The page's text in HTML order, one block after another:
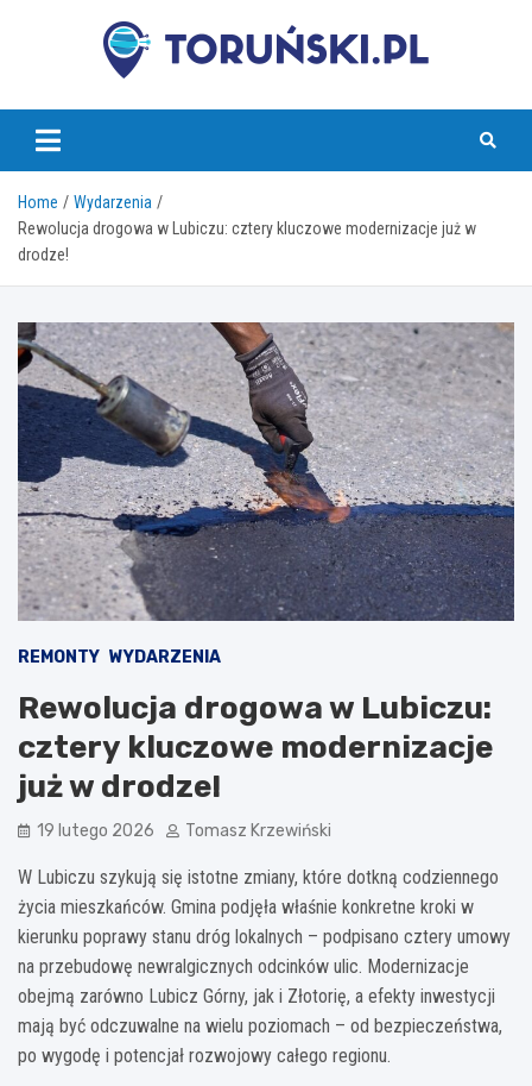
torunski.pl
Home
Wydarzenia
Rewolucja drogowa w Lubiczu: cztery kluczowe modernizacje już w
drodze!
REMONTY WYDARZENIA
Rewolucja drogowa w Lubiczu:
cztery kluczowe modernizacje
już w drodze!
19 lutego 2026 Tomasz Krzewiński
W Lubiczu szykują się istotne zmiany, które dotkną codziennego
życia mieszkańców. Gmina podjęła właśnie konkretne kroki w
kierunku poprawy stanu dróg lokalnych – podpisano cztery umowy
na przebudowę newralgicznych odcinków ulic. Modernizacje
obejmą zarówno Lubicz Górny, jak i Złotorię, a efekty inwestycji
mają być odczuwalne na wielu poziomach – od bezpieczeństwa,
po wygodę i potencjał rozwojowy całego regionu.